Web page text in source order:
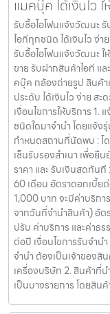
แมคบุ๊ค ได้เงินไว
รับซื้อไอโฟนแจ้งวัฒนะ
ไอทีทุกชนิด ได้เงินไว ง่า
รับซื้อไอโฟนแจ้งวัฒนะ ใ
ขาย รับฝากสินค้าไอที แล
คบุ๊ค กล้องถ่ายรูป สินค้า
ประดับ ได้เงินไว ง่าย สะ
เงื่อนไขการให้บริการ
ชนิดใดมาจำนำ โดยแจ้ง
กำหนดสถานที่นัดพบ : โ
เซ็นรับรองสำเนา เพื่อยื
ราคา และ รับเงินสดทันที
60 เดือน อัตราดอกเบี้ย
1,000 บาท จะมีค่าบริก
จากวันที่จำนำสินค้า) อัต
ปรับ ค่าบริการ และค่าธ
ต่อปี เงื่อนไขการรับจำน
จำนำ ต้องเป็นเจ้าของสิน
เครื่องบริษัท 2. สินค้าที่น
เป็นบางรายการ โดยสิน